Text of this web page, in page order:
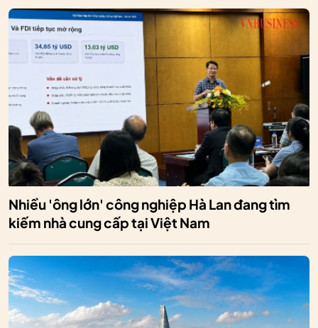
Nhiều 'ông lớn' công nghiệp Hà Lan đang tìm
kiếm nhà cung cấp tại Việt Nam